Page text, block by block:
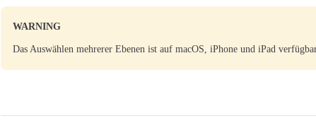
WARNING
Das Auswählen mehrerer Ebenen ist auf macOS, iPhone und iPad